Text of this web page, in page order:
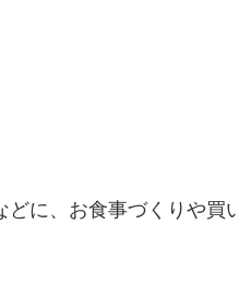
どに、お食事づくりや買